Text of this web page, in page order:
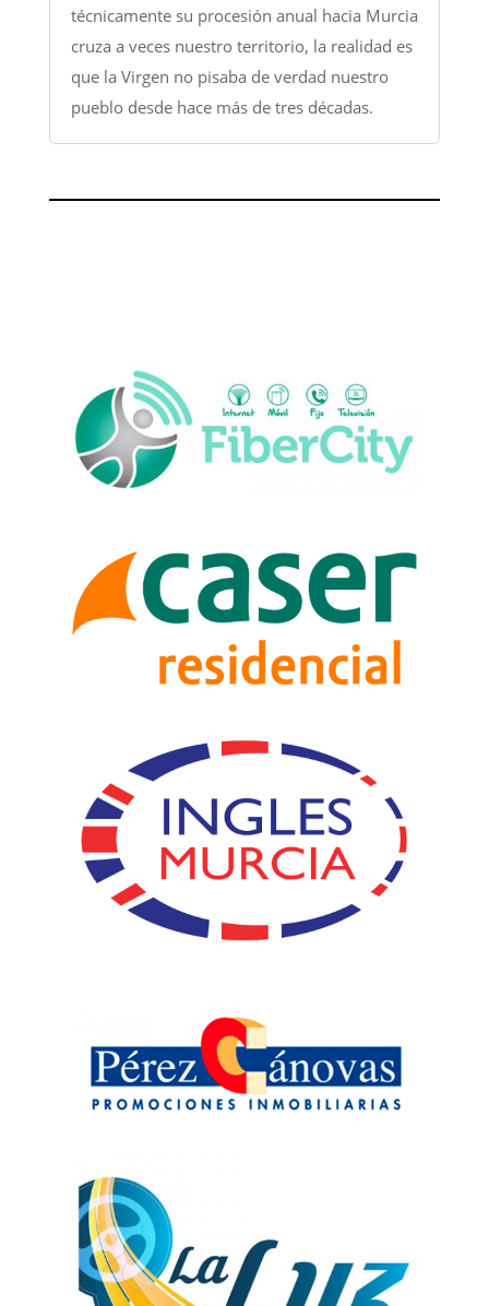
técnicamente su procesión anual hacia Murcia
cruza a veces nuestro territorio, la realidad es
que la Virgen no pisaba de verdad nuestro
pueblo desde hace más de tres décadas.